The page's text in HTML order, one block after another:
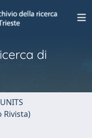
di
Rivista)